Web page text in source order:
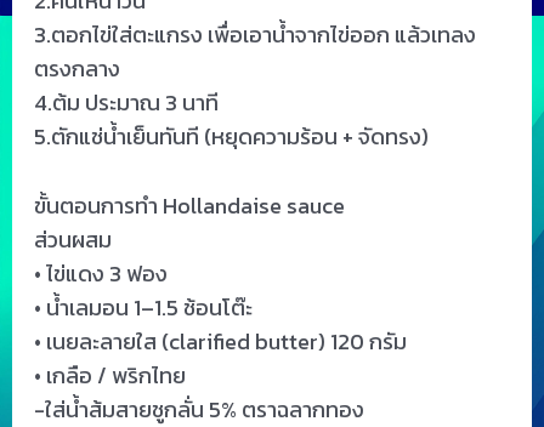
3.ตอกไข่ใส่ตะแกรง เพื่อเอาน้ำจากไข่ออก แล้วเทลง
ตรงกลาง
4.ต้ม ประมาณ 3 นาที
5.ตักแช่น้ำเย็นทันที (หยุดความร้อน + จัดทรง)
ขั้นตอนการทำ Hollandaise sauce
ส่วนผสม
• ไข่แดง 3 ฟอง
• น้ำเลมอน 1–1.5 ช้อนโต๊ะ
• เนยละลายใส (clarified butter) 120 กรัม
• เกลือ / พริกไทย
-ใส่น้ำส้มสายชูกลั่น 5% ตราฉลากทอง